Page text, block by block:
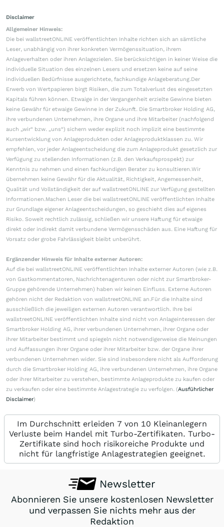
Disclaimer
Allgemeiner Hinweis:
Die bei wallstreetONLINE veröffentlichten Inhalte richten sich an sämtliche
Leser, unabhängig von ihrer konkreten Vermögenssituation, ihrem
Anlageverhalten oder ihren Anlagezielen. Sie berücksichtigen in keiner Weise die
individuelle Situation des einzelnen Lesers und ersetzen keine auf seine
individuellen Bedürfnisse ausgerichtete, fachkundige Anlageberatung.Der
Erwerb von Wertpapieren birgt Risiken, die zum Totalverlust des eingesetzten
Kapitals führen können. Etwaige in der Vergangenheit erzielte Gewinne bieten
keine Gewähr für etwaige Gewinne in der Zukunft. Die Smartbroker Holding AG,
ihre verbundenen Unternehmen, ihre Organe und ihre Mitarbeiter (nachfolgend
auch „wir“ bzw. „uns“) sichern weder explizit noch implizit eine bestimmte
Kursentwicklung von Anlageprodukten oder Anlageproduktklassen zu. Wir
empfehlen, vor jeder Anlageentscheidung die zum Anlageprodukt gesetzlich zur
Verfügung zu stellenden Informationen (z.B. den Verkaufsprospekt) zur
Kenntnis zu nehmen und einen fachkundigen Berater zu konsultieren.Wir
übernehmen keine Gewähr für die Aktualität, Richtigkeit, Angemessenheit,
Qualität und Vollständigkeit der auf wallstreetONLINE zur Verfügung gestellten
Informationen.Machen Leser die bei wallstreetONLINE veröffentlichten Inhalte
zur Grundlage eigener Anlageentscheidungen, so geschieht dies auf eigenes
Risiko. Soweit rechtlich zulässig, schließen wir unsere Haftung für etwaige
direkt oder indirekt damit verbundene Vermögensschäden aus. Eine Haftung für
Vorsatz oder grobe Fahrlässigkeit bleibt unberührt.
Ergänzender Hinweis für Inhalte externer Autoren:
Auf die bei wallstreetONLINE veröffentlichten Inhalte externer Autoren (wie z.B.
von Gastkommentatoren, Nachrichtenagenturen oder nicht zur Smartbroker-
Gruppe gehörende Unternehmen) haben wir keinen Einfluss. Externe Autoren
gehören nicht der Redaktion von wallstreetONLINE an.Für die Inhalte sind
ausschließlich die jeweiligen externen Autoren verantwortlich. Ihre bei
wallstreetONLINE veröffentlichten Inhalte sind nicht von Anlageinteressen der
Smartbroker Holding AG, ihrer verbundenen Unternehmen, ihrer Organe oder
ihrer Mitarbeiter bestimmt und spiegeln nicht notwendigerweise die Meinungen
und Auffassungen ihrer Organe oder ihrer Mitarbeiter bzw. der Organe ihrer
verbundenen Unternehmen wider. Sie sind insbesondere nicht als Aufforderung
durch die Smartbroker Holding AG, ihre verbundenen Unternehmen, ihre Organe
oder ihrer Mitarbeiter zu verstehen, bestimmte Anlageprodukte zu kaufen oder
zu verkaufen oder eine bestimmte Anlagestrategie zu verfolgen. (Ausführlicher
Disclaimer)
Im Durchschnitt erleiden 7 von 10 Kleinanlegern
Verluste beim Handel mit Turbo-Zertifikaten. Turbo-
Zertifikate sind hoch risikoreiche Produkte und
nicht für langfristige Anlagestrategien geeignet.
Newsletter
Abonnieren Sie unsere kostenlosen Newsletter
und verpassen Sie nichts mehr aus der
Redaktion